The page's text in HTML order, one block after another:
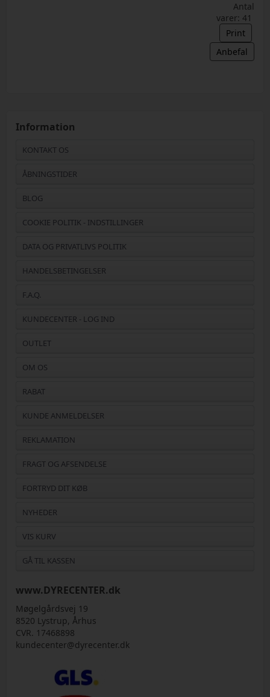
Antal
varer: 41
Print
Anbefal
Information
KONTAKT OS
ÅBNINGSTIDER
BLOG
COOKIE POLITIK - INDSTILLINGER
DATA OG PRIVATLIVS POLITIK
HANDELSBETINGELSER
F.A.Q.
KUNDECENTER - LOG IND
OUTLET
OM OS
RABAT
KUNDE ANMELDELSER
REKLAMATION
FRAGT OG AFSENDELSE
FORTRYD DIT KØB
NYHEDER
VIS KURV
GÅ TIL KASSEN
www.DYRECENTER.dk
Møgelgårdsvej 19
8520 Lystrup, Århus
CVR. 17468898
kundecenter@dyrecenter.dk